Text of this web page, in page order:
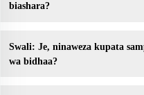
biashara?
Swali: Je, ninaweza kupata
wa bidhaa?